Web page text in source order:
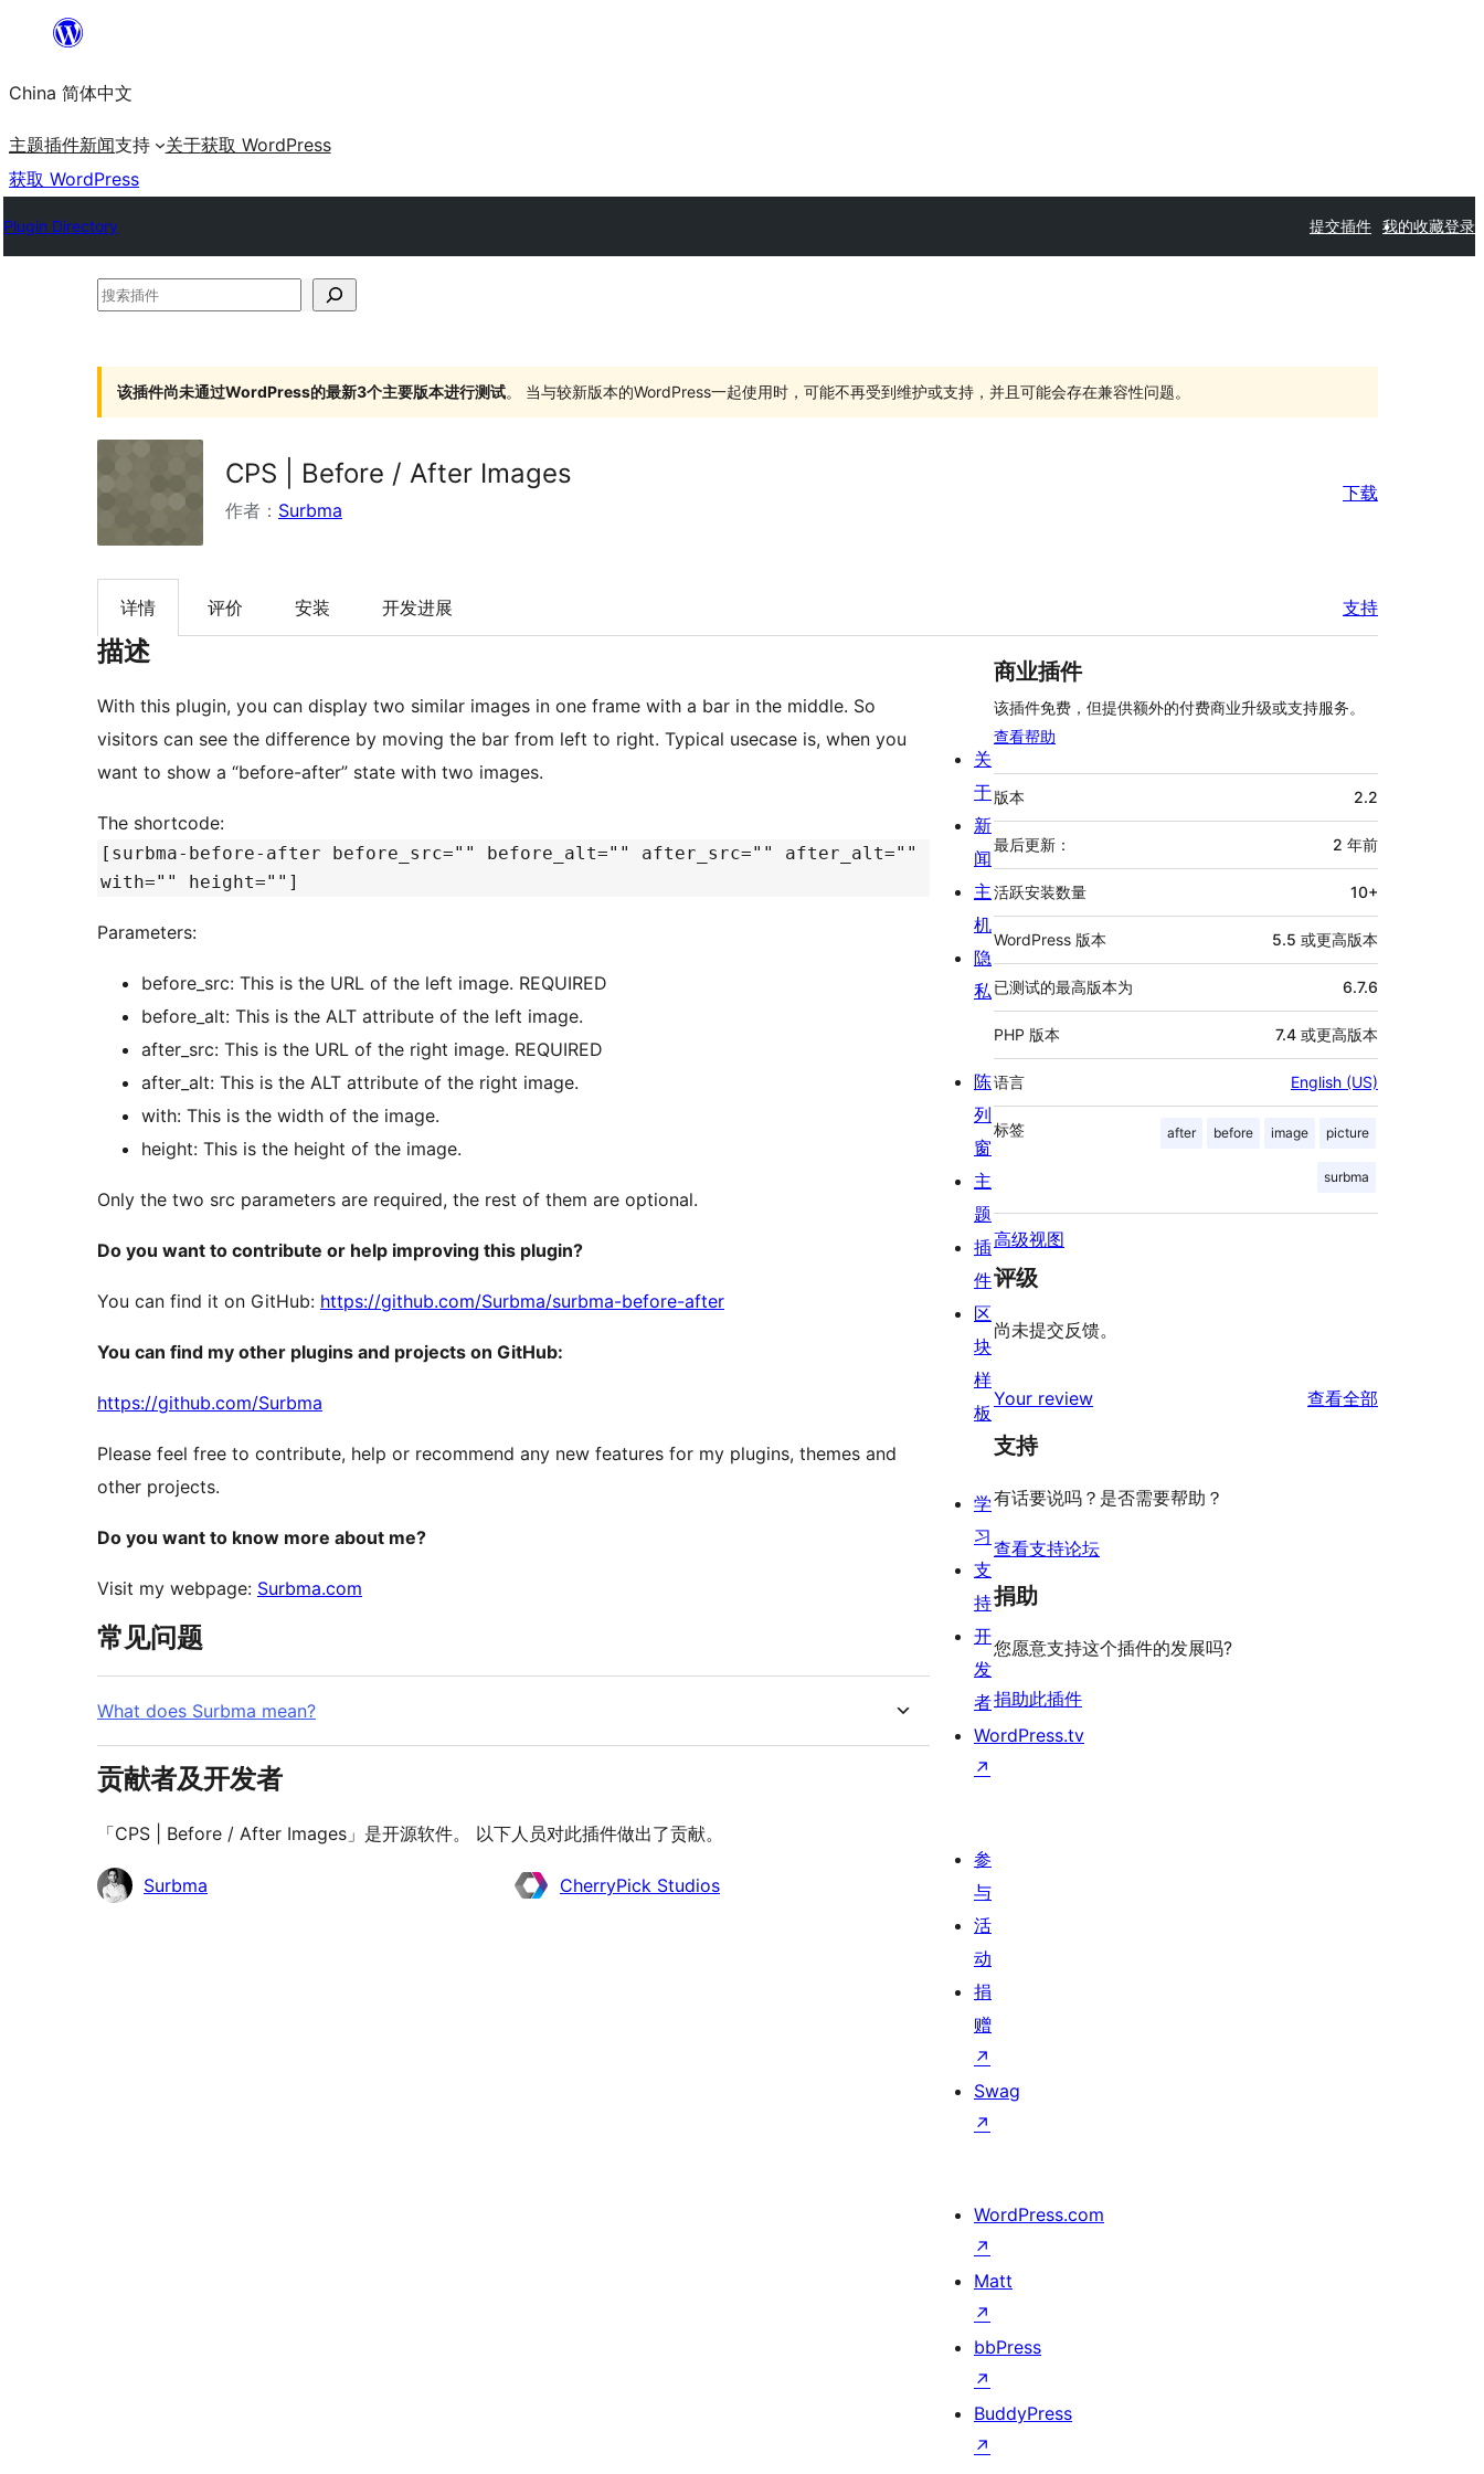
内
容
China 简体中文
主题插件新闻支持 关于获取 WordPress
获取 WordPress
Plugin Directory 提交插件 我的收藏登录
搜
该插件尚未通过WordPress的最新3个主要版本进行测试。 当与较新版本的WordPress一起使用时，可能不再受到维护或支持，并且可能会存在兼容性问题。
CPS | Before / After Images
作者： Surbma
下载
详情 评价 安装 开发进展 支持
描述
With this plugin, you can display two similar images in one frame with a bar in the middle. So
visitors can see the difference by moving the bar from left to right. Typical usecase is, when you
want to show a “before-after” state with two images.
The shortcode:
[surbma-before-after before_src="" before_alt="" after_src="" after_alt=""
with="" height=""]
Parameters:
before_src: This is the URL of the left image. REQUIRED
before_alt: This is the ALT attribute of the left image.
after_src: This is the URL of the right image. REQUIRED
after_alt: This is the ALT attribute of the right image.
with: This is the width of the image.
height: This is the height of the image.
Only the two src parameters are required, the rest of them are optional.
Do you want to contribute or help improving this plugin?
You can find it on GitHub: https://github.com/Surbma/surbma-before-after
You can find my other plugins and projects on GitHub:
https://github.com/Surbma
Please feel free to contribute, help or recommend any new features for my plugins, themes and
other projects.
Do you want to know more about me?
Visit my webpage: Surbma.com
常见问题
What does Surbma mean?
贡献者及开发者
「CPS | Before / After Images」是开源软件。 以下人员对此插件做出了贡献。
贡
Surbma CherryPick Studios
商业插件
该插件免费，但提供额外的付费商业升级或支持服务。
查看帮助
额
外
信
息
版本 2.2
最后更新： 2 年前
活跃安装数量 10+
WordPress 版本 5.5 或更高版本
已测试的最高版本为 6.7.6
PHP 版本 7.4 或更高版本
语言 English (US)
标签 after before image picture
surbma
高级视图
评级
尚未提交反馈。
Your review 查看全部
支持
有话要说吗？是否需要帮助？
查看支持论坛
捐助
您愿意支持这个插件的发展吗?
捐助此插件
关
于
新
闻
主
机
隐
私
陈
列
窗
主
题
插
件
区
块
样
板
学
习
支
持
开
发
者
WordPress.tv
↗
参
与
活
动
捐
赠
↗
Swag
↗
WordPress.com
↗
Matt
↗
bbPress
↗
BuddyPress
↗